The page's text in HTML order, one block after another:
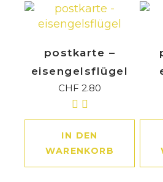
postkarte –
eisengelsflügel
CHF 2.80
IN DEN
WARENKORB